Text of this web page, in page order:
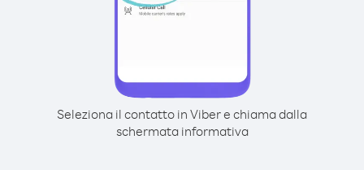
Seleziona il contatto in Viber e chiama dalla
schermata informativa